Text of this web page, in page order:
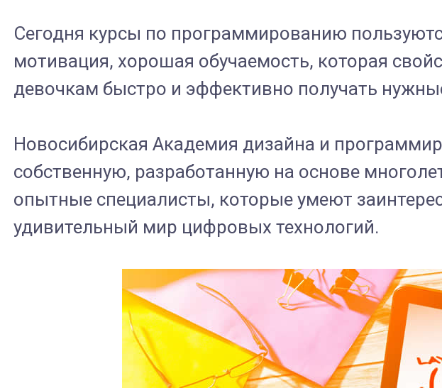
Сегодня курсы по программированию
мотивация, хорошая обучаемость, которая
девочкам быстро и эффективно получать
Новосибирская Академия дизайна и
собственную, разработанную на основе
опытные специалисты, которые умеют
удивительный мир цифровых технологий.